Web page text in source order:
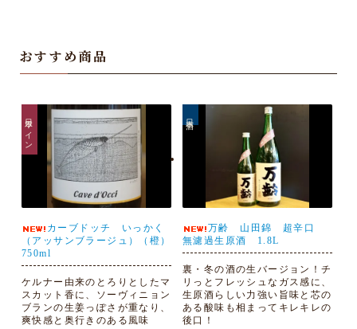
おすすめ商品
日本ワイン
カーブドッチ いっかく
（アッサンブラージュ）（橙）
750ml
ケルナー由来のとろりとしたマ
スカット香に、ソーヴィニョン
ブランの生姜っぽさが重なり、
爽快感と奥行きのある風味
万齢 山田錦 超辛口
無濾過生原酒 1.8L
裏・冬の酒の生バージョン！チ
リっとフレッシュなガス感に、
生原酒らしい力強い旨味と芯の
ある酸味も相まってキレキレの
後口！